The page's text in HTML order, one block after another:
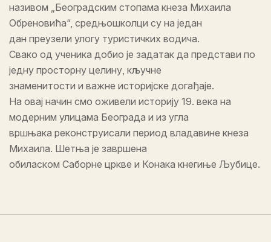
називом „Београдским стопама кнеза Михаила
Обреновића“, средњошколци су на један
дан преузели улогу туристичких водича.
Свако од ученика добио је задатак да представи по
једну просторну целину, кључне
знаменитости и важне историјске догађаје.
На овај начин смо оживели историју 19. века на
модерним улицама Београда и из угла
вршњака реконструисали период владавине кнеза
Михаила. Шетња је завршена
обиласком Саборне цркве и Конака кнегиње Љубице.